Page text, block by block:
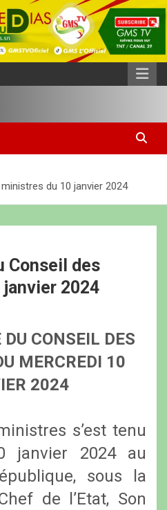
du 10 janvier 2024
Conseil des
2024
CONSEIL DES
MERCREDI 10
2024
s’est tenu
janvier 2024 au
sous la
de l’Etat, Son